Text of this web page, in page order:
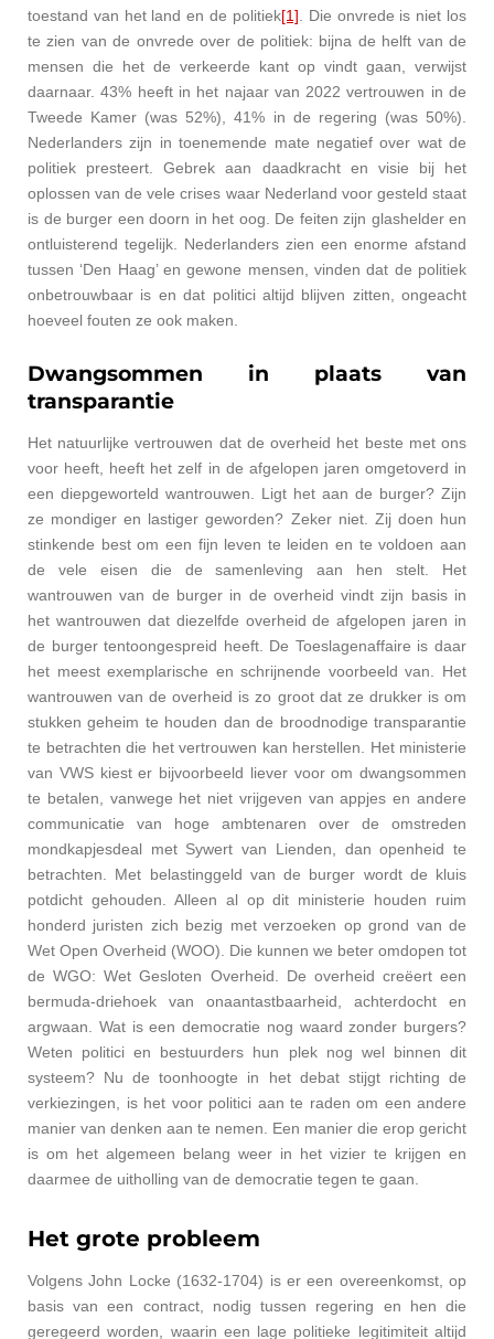
toestand van het land en de politiek[1] . Die onvrede is niet los
te zien van de onvrede over de politiek: bijna de helft van de
mensen die het de verkeerde kant op vindt gaan, verwijst
daarnaar. 43% heeft in het najaar van 2022 vertrouwen in de
Tweede Kamer (was 52%), 41% in de regering (was 50%).
Nederlanders zijn in toenemende mate negatief over wat de
politiek presteert. Gebrek aan daadkracht en visie bij het
oplossen van de vele crises waar Nederland voor gesteld staat
is de burger een doorn in het oog. De feiten zijn glashelder en
ontluisterend tegelijk. Nederlanders zien een enorme afstand
tussen ‘Den Haag’ en gewone mensen, vinden dat de politiek
onbetrouwbaar is en dat politici altijd blijven zitten, ongeacht
hoeveel fouten ze ook maken.
Dwangsommen in plaats van
transparantie
Het natuurlijke vertrouwen dat de overheid het beste met ons
voor heeft, heeft het zelf in de afgelopen jaren omgetoverd in
een diepgeworteld wantrouwen. Ligt het aan de burger? Zijn
ze mondiger en lastiger geworden? Zeker niet. Zij doen hun
stinkende best om een fijn leven te leiden en te voldoen aan
de vele eisen die de samenleving aan hen stelt. Het
wantrouwen van de burger in de overheid vindt zijn basis in
het wantrouwen dat diezelfde overheid de afgelopen jaren in
de burger tentoongespreid heeft. De Toeslagenaffaire is daar
het meest exemplarische en schrijnende voorbeeld van. Het
wantrouwen van de overheid is zo groot dat ze drukker is om
stukken geheim te houden dan de broodnodige transparantie
te betrachten die het vertrouwen kan herstellen. Het ministerie
van VWS kiest er bijvoorbeeld liever voor om dwangsommen
te betalen, vanwege het niet vrijgeven van appjes en andere
communicatie van hoge ambtenaren over de omstreden
mondkapjesdeal met Sywert van Lienden, dan openheid te
betrachten. Met belastinggeld van de burger wordt de kluis
potdicht gehouden. Alleen al op dit ministerie houden ruim
honderd juristen zich bezig met verzoeken op grond van de
Wet Open Overheid (WOO). Die kunnen we beter omdopen tot
de WGO: Wet Gesloten Overheid. De overheid creëert een
bermuda-driehoek van onaantastbaarheid, achterdocht en
argwaan. Wat is een democratie nog waard zonder burgers?
Weten politici en bestuurders hun plek nog wel binnen dit
systeem? Nu de toonhoogte in het debat stijgt richting de
verkiezingen, is het voor politici aan te raden om een andere
manier van denken aan te nemen. Een manier die erop gericht
is om het algemeen belang weer in het vizier te krijgen en
daarmee de uitholling van de democratie tegen te gaan.
Het grote probleem
Volgens John Locke (1632-1704) is er een overeenkomst, op
basis van een contract, nodig tussen regering en hen die
geregeerd worden, waarin een lage politieke legitimiteit altijd